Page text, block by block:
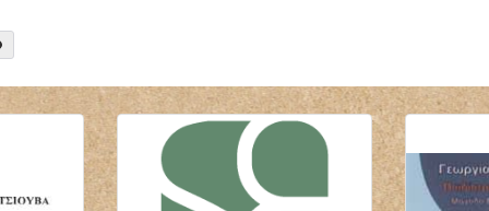
ΜΙΚΡΟΒΙΟΛΟΓΟΣ
ΒΙΟΠΑΘΟΛΟΓΟΣ
ΝΕΥΡΟΧΕΙΡΟΥΡΓΟΣ
ΧΕΙΡΟΥΡΓΟΣ